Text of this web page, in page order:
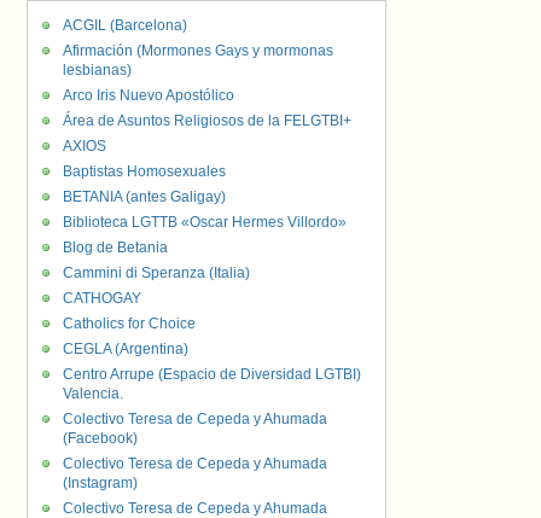
ACGIL (Barcelona)
Afirmación (Mormones Gays y mormonas
lesbianas)
Arco Iris Nuevo Apostólico
Área de Asuntos Religiosos de la FELGTBI+
AXIOS
Baptistas Homosexuales
BETANIA (antes Galigay)
Biblioteca LGTTB «Oscar Hermes Villordo»
Blog de Betania
Cammini di Speranza (Italia)
CATHOGAY
Catholics for Choice
CEGLA (Argentina)
Centro Arrupe (Espacio de Diversidad LGTBI)
Valencia.
Colectivo Teresa de Cepeda y Ahumada
(Facebook)
Colectivo Teresa de Cepeda y Ahumada
(Instagram)
Colectivo Teresa de Cepeda y Ahumada